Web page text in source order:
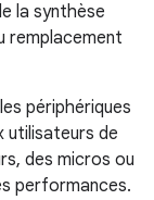
la synthèse
remplacement
périphériques
utilisateurs de
des micros ou
performances.